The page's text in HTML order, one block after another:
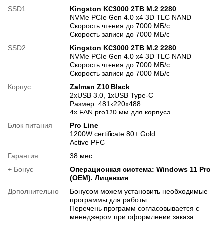
SSD1
Kingston KC3000 2TB M.2 2280
NVMe PCIe Gen 4.0 x4 3D TLC NAND
Скорость чтения до 7000 МБ/с
Скорость записи до 7000 МБ/с
SSD2
Kingston KC3000 2TB M.2 2280
NVMe PCIe Gen 4.0 x4 3D TLC NAND
Скорость чтения до 7000 МБ/с
Скорость записи до 7000 МБ/с
Корпус
Zalman Z10 Black
2хUSB 3.0, 1хUSB Type-C
Размер: 481x220x488
4x FAN pro120 мм для корпуса
Блок питания
Pro Line
1200W certificate 80+ Gold
Active PFC
Гарантия
38 мес.
+ Бонус
Операционная система: Windows 11 Pro
(OEM). Лицензия
Дополнительно
Бонусом можем установить необходимые
программы для работы.
Перечень программ согласовывается с
менеджером при оформлении заказа.